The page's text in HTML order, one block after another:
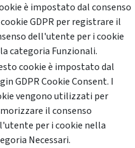
è impostato dal consenso
GDPR per registrare il
dell'utente per i cookie
categoria Funzionali.
cookie è impostato dal
GDPR Cookie Consent. I
vengono utilizzati per
il consenso
per i cookie nella
Necessari.